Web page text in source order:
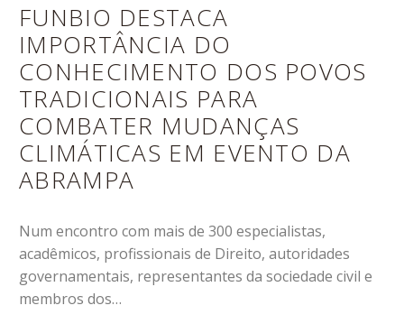
FUNBIO DESTACA
IMPORTÂNCIA DO
CONHECIMENTO DOS POVOS
TRADICIONAIS PARA
COMBATER MUDANÇAS
CLIMÁTICAS EM EVENTO DA
ABRAMPA
Num encontro com mais de 300 especialistas,
acadêmicos, profissionais de Direito, autoridades
governamentais, representantes da sociedade civil e
membros dos…